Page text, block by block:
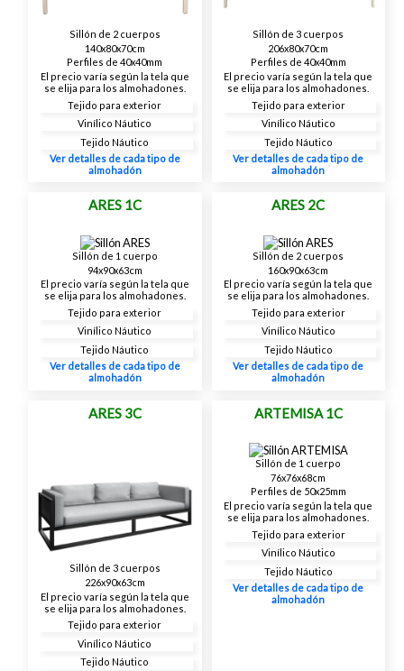
Sillón de 2 cuerpos
140x80x70cm
Perfiles de 40x40mm
El precio varía según la tela que
se elija para los almohadones.
Tejido para exterior
Vinílico Náutico
Tejido Náutico
Ver detalles de cada tipo de
almohadón
Sillón de 3 cuerpos
206x80x70cm
Perfiles de 40x40mm
El precio varía según la tela que
se elija para los almohadones.
Tejido para exterior
Vinílico Náutico
Tejido Náutico
Ver detalles de cada tipo de
almohadón
ARES 1C
Sillón de 1 cuerpo
94x90x63cm
El precio varía según la tela que
se elija para los almohadones.
Tejido para exterior
Vinílico Náutico
Tejido Náutico
Ver detalles de cada tipo de
almohadón
ARES 2C
Sillón de 2 cuerpos
160x90x63cm
El precio varía según la tela que
se elija para los almohadones.
Tejido para exterior
Vinílico Náutico
Tejido Náutico
Ver detalles de cada tipo de
almohadón
ARES 3C
Sillón de 3 cuerpos
226x90x63cm
El precio varía según la tela que
se elija para los almohadones.
Tejido para exterior
Vinílico Náutico
Tejido Náutico
ARTEMISA 1C
Sillón de 1 cuerpo
76x76x68cm
Perfiles de 50x25mm
El precio varía según la tela que
se elija para los almohadones.
Tejido para exterior
Vinílico Náutico
Tejido Náutico
Ver detalles de cada tipo de
almohadón